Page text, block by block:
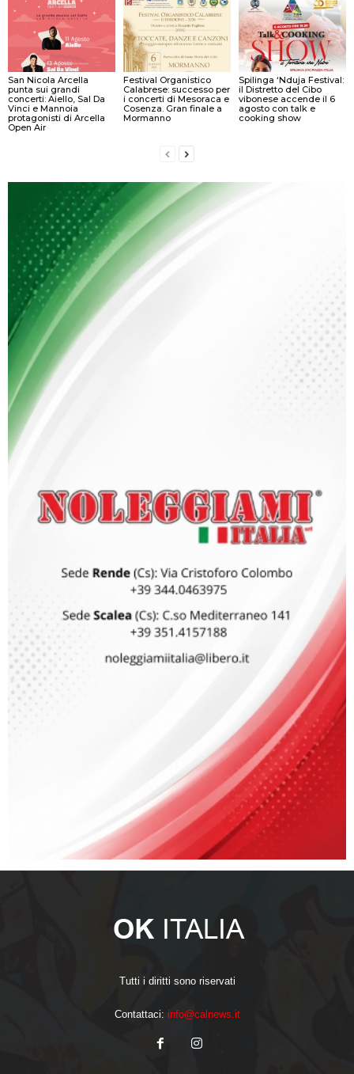
San Nicola Arcella
punta sui grandi
concerti: Aiello, Sal Da
Vinci e Mannoia
protagonisti di Arcella
Open Air
Festival Organistico
Calabrese: successo per
i concerti di Mesoraca e
Cosenza. Gran finale a
Mormanno
Spilinga ‘Nduja Festival:
il Distretto del Cibo
vibonese accende il 6
agosto con talk e
cooking show
Tutti i diritti sono riservati
Contattaci: info@calnews.it